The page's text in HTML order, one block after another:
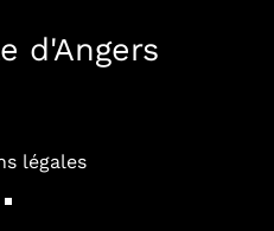
d'Angers
nouvelle
légales